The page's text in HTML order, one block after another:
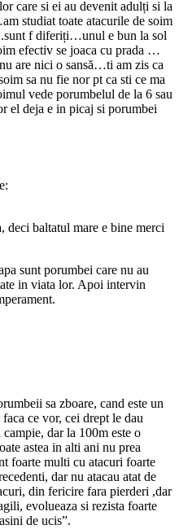
care si ei au devenit adulți si la
studiat toate atacurile de soim
f diferiți…unul e bun la sol
efectiv se joaca cu prada …
are nici o sansă…ti am zis ca
sa nu fie nor pt ca sti ce ma
vede porumbelul de la 6 sau
el deja e in picaj si porumbei
deci baltatul mare e bine merci
sunt porumbei care nu au
in viata lor. Apoi intervin
sa zboare, cand este un
ce vor, cei drept le dau
dar la 100m este o
astea in alti ani nu prea
foarte multi cu atacuri foarte
dar nu atacau atat de
din fericire fara pierderi ,dar
evolueaza si rezista foarte
de ucis”.